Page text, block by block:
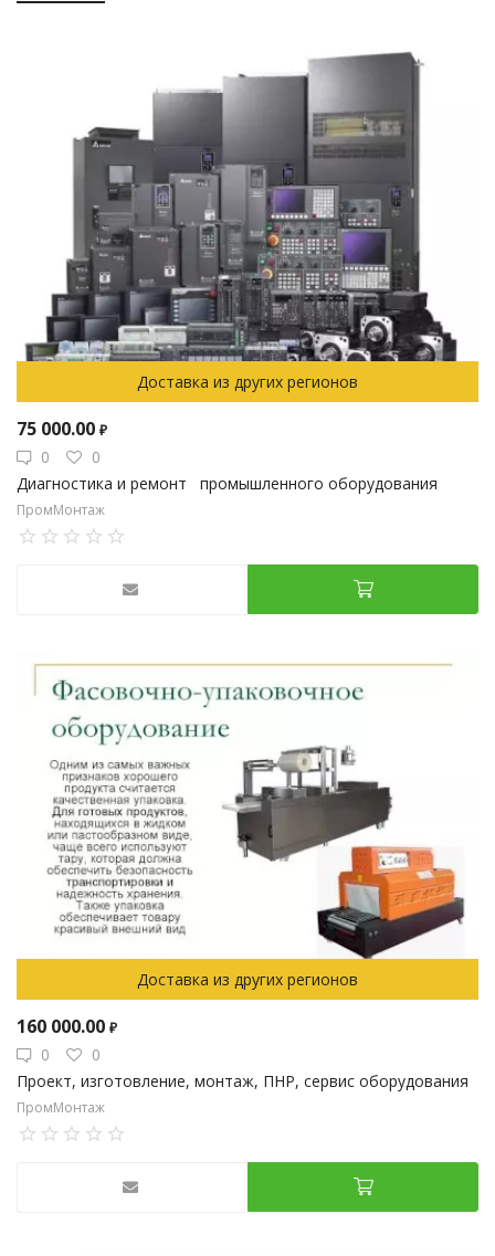
Доставка из других регионов
75 000.00 ₽
0
0
Диагностика и ремонт промышленного оборудования
ПромМонтаж
Доставка из других регионов
160 000.00 ₽
0
0
Проект, изготовление, монтаж, ПНР, сервис оборудования
ПромМонтаж